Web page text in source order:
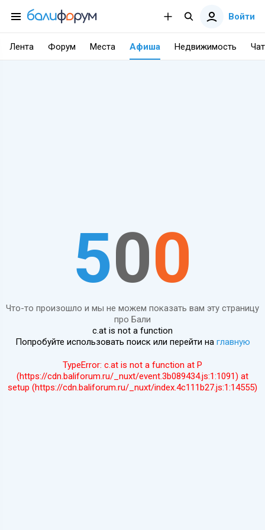
Войти
Лента Форум Места Афиша Недвижимость Чат
500
Что-то произошло и мы не можем показать вам эту страницу
про Бали
c.at is not a function
Попробуйте использовать поиск или перейти на главную
TypeError: c.at is not a function at P
(https://cdn.baliforum.ru/_nuxt/event.3b089434.js:1:1091) at
setup (https://cdn.baliforum.ru/_nuxt/index.4c111b27.js:1:14555)